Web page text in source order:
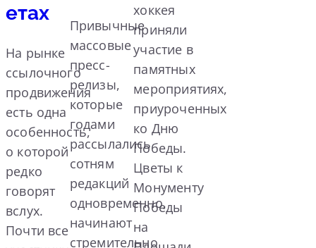
етах
На рынке
ссылочного
продвижения
есть одна
особенность,
о которой
редко
говорят
вслух.
Почти все
Привычные
массовые
пресс-
релизы,
которые
годами
рассылались
сотням
редакций
одновременно,
начинают
стремительно
хоккея
приняли
участие в
памятных
мероприятиях,
приуроченных
ко Дню
Победы.
Цветы к
Монументу
Победы
на